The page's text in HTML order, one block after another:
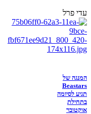
עדי פרל
המנגה של
Beastars
תגיע לסיומה
בתחילת
אוקטובר